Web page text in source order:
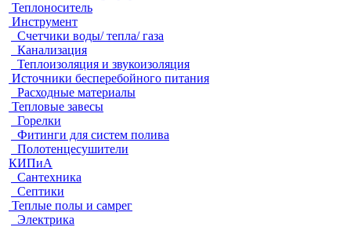
Теплоноситель
Инструмент
Счетчики воды/ тепла/ газа
Канализация
Теплоизоляция и звукоизоляция
Источники бесперебойного питания
Расходные материалы
Тепловые завесы
Горелки
Фитинги для систем полива
Полотенцесушители
КИПиА
Сантехника
Септики
Теплые полы и самрег
Электрика